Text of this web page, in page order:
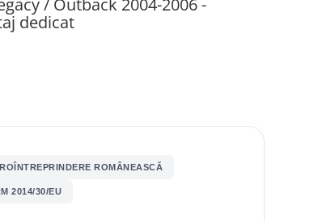
/ Outback 2004-2006 -
dedicat
ROMÂNEASCĂ
2014/30/EU